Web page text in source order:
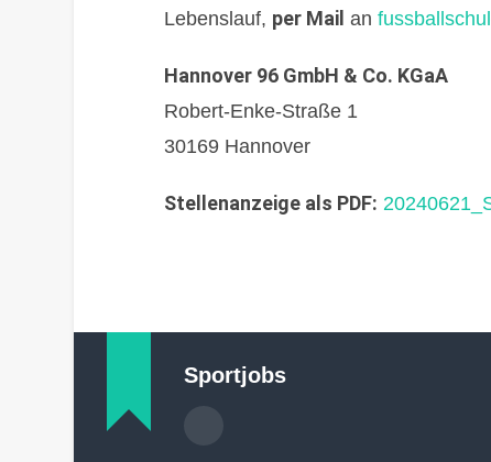
Lebenslauf, per Mail an
Hannover 96 GmbH & Co. KGaA
Robert-Enke-Straße 1
30169 Hannover
Stellenanzeige als PDF:
Sportjobs